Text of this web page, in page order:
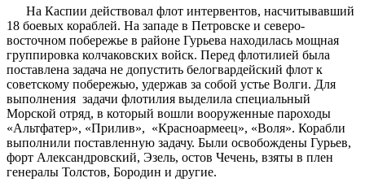
На Каспии действовал флот интервентов, насчитывавший
18 боевых кораблей. На западе в Петровске и северо-
восточном побережье в районе Гурьева находилась мощная
группировка колчаковских войск. Перед флотилией была
поставлена задача не допустить белогвардейский флот к
советскому побережью, удержав за собой устье Волги. Для
выполнения задачи флотилия выделила специальный
Морской отряд, в который вошли вооруженные пароходы
«Альтфатер», «Прилив», «Красноармеец», «Воля». Корабли
выполнили поставленную задачу. Были освобождены Гурьев,
форт Александровский, Эзель, остов Чечень, взяты в плен
генералы Толстов, Бородин и другие.